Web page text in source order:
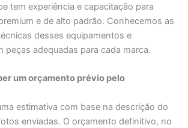
tem experiência e capacitação para
e de alto padrão. Conhecemos as
desses equipamentos e
peças adequadas para cada marca.
um orçamento prévio pelo
estimativa com base na descrição do
enviadas. O orçamento definitivo, no